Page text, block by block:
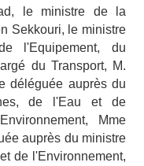
le ministre de la
Sekkouri, le ministre
l'Equipement, du
du Transport, M.
déléguée auprès du
de l'Eau et de
Mme
auprès du ministre
de l'Environnement,